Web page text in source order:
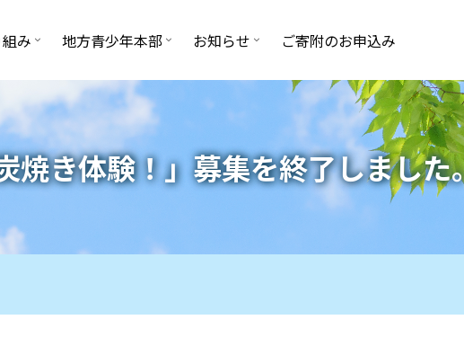
み 地方青少年本部 お知らせ ご寄附のお申込み
焼き体験！」募集を終了しました